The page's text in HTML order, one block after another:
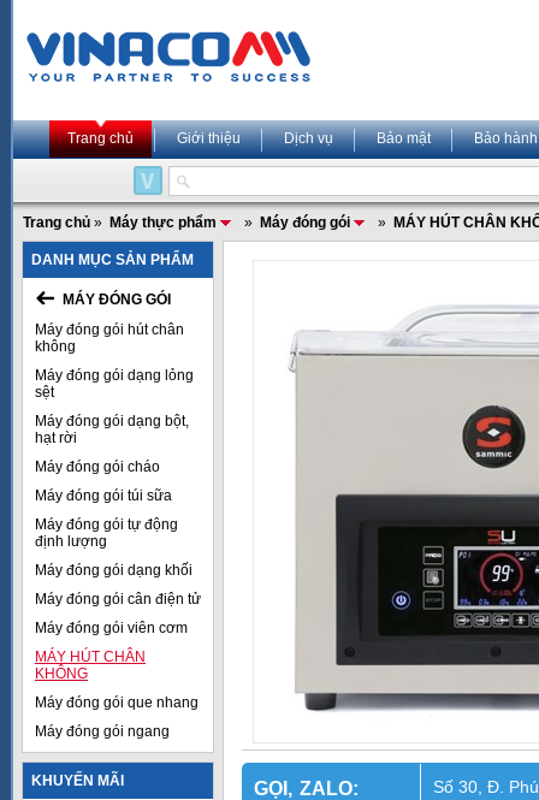
Trang chủ Giới thiệu Dịch vụ Bảo mật Bảo hành
Trang chủ » Máy thực phẩm » Máy đóng gói » MÁY HÚT CHÂN
DANH MỤC SẢN PHẨM
MÁY ĐÓNG GÓI
Máy đóng gói hút chân
không
Máy đóng gói dạng lỏng
sệt
Máy đóng gói dạng bột,
hạt rời
Máy đóng gói cháo
Máy đóng gói túi sữa
Máy đóng gói tự động
định lượng
Máy đóng gói dạng khối
Máy đóng gói cân điện tử
Máy đóng gói viên cơm
MÁY HÚT CHÂN
KHÔNG
Máy đóng gói que nhang
Máy đóng gói ngang
KHUYẾN MÃI GỌI, ZALO:
Số 30, Đ.